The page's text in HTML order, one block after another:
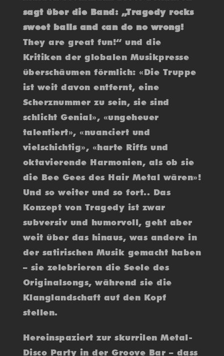
sagt über die Band: „Tragedy rocks
sweet balls and can do no wrong!
They are great fun!“ und die
Kritiken der globalen Musikpresse
überschäumen förmlich: «Die Truppe
ist weit davon entfernt, eine
Scherznummer zu sein, sie sind
schlicht Genial», «ungeheuer
talentiert», «nuanciert und
vielschichtig», «harte Riffs und
oktavierende Harmonien, als ob sie
die Bee Gees des Hair Metal wären»!
Und so weiter und so fort.. Das
Konzept von Tragedy ist zwar
subversiv und humorvoll, geht aber
weit über das hinaus, was andere in
der satirischen Musik gemacht haben
– sie zelebrieren die Seele des
Originalsongs, während sie die
Klanglandschaft auf den Kopf
stellen.
Hereinspaziert zur skurrilen Metal-
Disco Party in der Groove Bar – dass